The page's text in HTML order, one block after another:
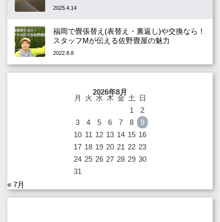
2025.4.14
福岡で畳張替え(表替え・裏返し)や交換なら！
スタッフMが伝える佐野畳屋の魅力
2022.8.8
2026年8月
月 火 水 木 金 土
日
1
2
3
4 5 6 7 8
9
10 11 12 13 14 15 16
17 18 19 20 21 22 23
24 25 26 27 28 29 30
31
« 7月